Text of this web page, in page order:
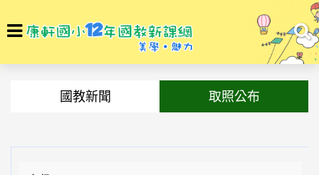
選
國教新聞 取照公布